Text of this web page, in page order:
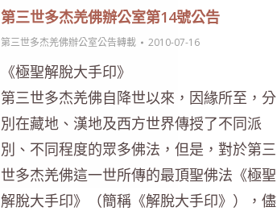
第三世多杰羌佛辦公室第14號公告
第三世多杰羌佛辦公室公告轉載 2010-07-16
《極聖解脫大手印》
第三世多杰羌佛自降世以來，因緣所至，分
別在藏地、漢地及西方世界傳授了不同派
別、不同程度的眾多佛法，但是，對於第三
世多杰羌佛這一世所傳的最頂聖佛法《極聖
解脫大手印》（簡稱《解脫大手印》），儘